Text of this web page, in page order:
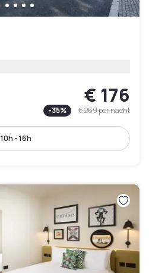
€ 176
-35% € 269per nacht
10h - 16h